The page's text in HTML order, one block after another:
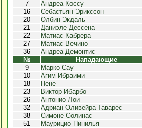
7
Андреа Коссу
16
Себастьян Эрикссон
20
Олбин Экдаль
21
Даниэле Дессена
22
Матиас Кабрера
27
Матиас Вечино
36
Андреа Демонтис
№
Нападающие
9
Марко Сау
10
Агим Ибраими
18
Нене
23
Виктор Ибарбо
26
Антонио Лои
32
Адриан Оливейра Таварес
38
Симоне Солинас
51
Маурицио Пинилья